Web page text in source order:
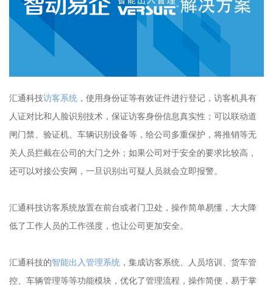
汇通科技访客系统 ，使用身份证等有效证件进行登记，访客机具有
人证对比和人脸识别技术，保证访客身份信息真实性；可以联动道
闸门禁、验证机、车辆识别设备等，给公司多重保护，将推销等无
关人员拦截在公司的大门之外；如果公司对于安全的要求比较高，
还可以对接公安网，一旦识别出可疑人员就会立即报警。
汇通科技访客系统放置在前台或者门卫处，操作简单易懂，大大降
低了工作人员的工作强度，也让公司更加安全。
汇通科技的智能出入管理系统 ，集成访客系统、人员培训、货车管
控、车辆管理等等功能模块，优化了管理流程，操作简便，易于掌